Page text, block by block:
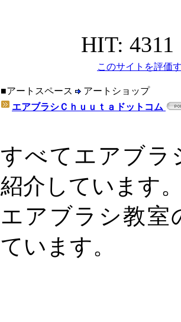
HIT: 4311
このサイトを評価
■アートスペース
アートショップ
エアブラシＣｈｕｕｔａドットコム
すべてエアブラ
紹介しています
エアブラシ教室
ています。